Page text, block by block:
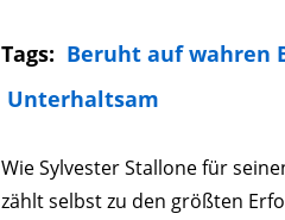
Tags: Beruht auf wahren
Unterhaltsam
Wie Sylvester Stallone für
zählt selbst zu den größten